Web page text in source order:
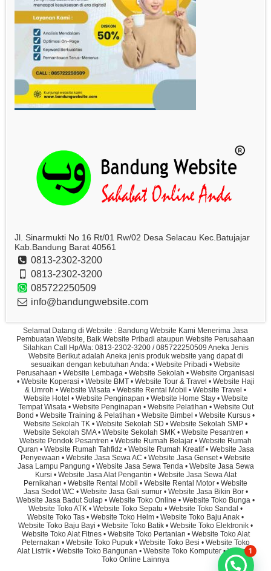
Jl. Sinarmukti No 16 Rt/01 Rw/02 Desa Selacau Kec.Batujajar
Kab.Bandung Barat 40561
0813-2302-3200
0813-2302-3200
085722250509
info@bandungwebsite.com
Selamat Datang di Website : Bandung Website Kami Menerima Jasa
Pembuatan Website, Baik Website Pribadi ataupun Website Perusahaan
Silahkan Call Hp/Wa: 0813-2302-3200 / 085722250509 Aneka Jenis
Website Berikut adalah Aneka jenis produk website yang dapat di
sesuaikan dengan kebutuhan Anda: • Website Pribadi • Website
Perusahaan • Website Lembaga • Website Sekolah • Website Organisasi
• Website Koperasi • Website BMT • Website Tour & Travel • Website Haji
& Umroh • Website Wisata • Website Rental Mobil • Website Travel •
Website Hotel • Website Penginapan • Website Home Stay • Website
Tempat Wisata • Website Penginapan • Website Pelatihan • Website Out
Bond • Website Training & Pelatihan • Website Bimbel • Website Kursus •
Website Sekolah TK • Website Sekolah SD • Website Sekolah SMP •
Website Sekolah SMA • Website Sekolah SMK • Website Pesantren •
Website Pondok Pesantren • Website Rumah Belajar • Website Rumah
Quran • Website Rumah Tahfidz • Website Rumah Kreatif • Website Jasa
Penyewaan • Website Jasa Sewa AC • Website Jasa Genset • Website
Jasa Lampu Pangung • Website Jasa Sewa Tenda • Website Jasa Sewa
Kursi • Website Jasa Alat Pengantin • Website Jasa Sewa Alat
Pernikahan • Website Rental Mobil • Website Rental Motor • Website
Jasa Sedot WC • Website Jasa Gali sumur • Website Jasa Bikin Bor •
Website Jasa Badut Sulap • Website Toko Online • Website Toko Bunga •
Website Toko ATK • Website Toko Sepatu • Website Toko Sandal •
Website Toko Tas • Website Toko Helm • Website Toko Baju Anak •
Website Toko Baju Bayi • Website Toko Batik • Website Toko Elektronik •
Website Toko Alat Fitnes • Website Toko Pertanian • Website Toko Alat
Peternakan • Website Toko Pupuk • Website Toko Besi • Website Toko
Alat Listrik • Website Toko Bangunan • Website Toko Komputer • Website
Toko Online Lainnya
1